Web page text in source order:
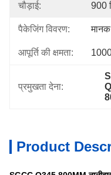
चौड़ाई: 900
पैकेजिंग विवरण: मानक
आपूर्ति की क्षमता:
प्रमुखता देना:
Product